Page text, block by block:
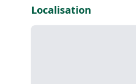
Localisation